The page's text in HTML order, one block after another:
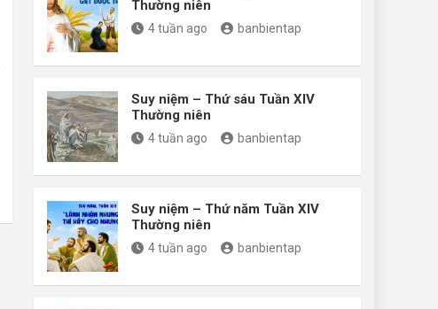
Thường niên
4 tuần ago banbientap
Suy niệm – Thứ sáu Tuần XIV
Thường niên
4 tuần ago banbientap
Suy niệm – Thứ năm Tuần XIV
Thường niên
4 tuần ago banbientap